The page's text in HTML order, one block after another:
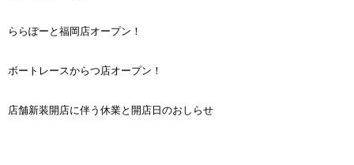
ららぽーと福岡店オープン！
ボートレースからつ店オープン！
店舗新装開店に伴う休業と開店日のおしらせ